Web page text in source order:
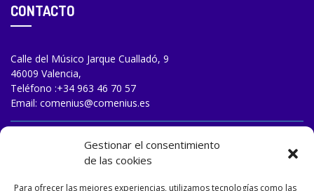
Gestionar el consentimiento
de las cookies
Para ofrecer las mejores experiencias, utilizamos tecnologías como las
CONTACTO
Calle del Músico Jarque Cualladó, 9
46009 Valencia,
Teléfono :+34 963 46 70 57
Email: comenius@comenius.es